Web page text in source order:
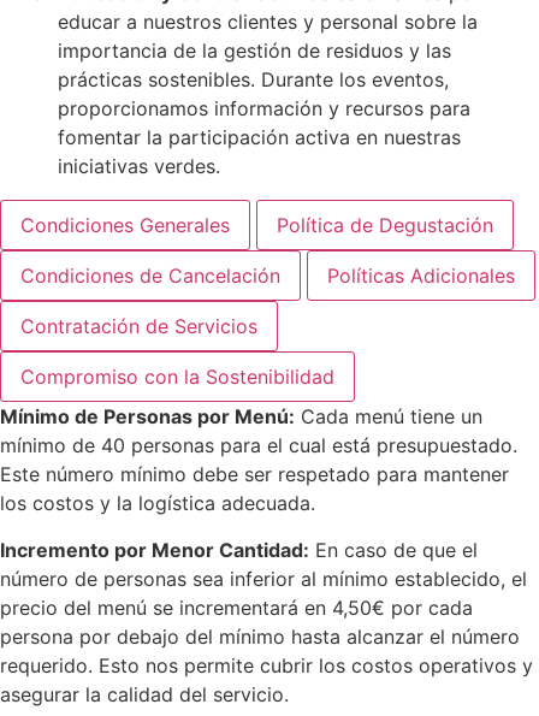
educar a nuestros clientes y personal sobre la
importancia de la gestión de residuos y las
prácticas sostenibles. Durante los eventos,
proporcionamos información y recursos para
fomentar la participación activa en nuestras
iniciativas verdes.
Condiciones Generales Política de Degustación
Condiciones de Cancelación Políticas Adicionales
Contratación de Servicios
Compromiso con la Sostenibilidad
Mínimo de Personas por Menú: Cada menú tiene un
mínimo de 40 personas para el cual está presupuestado.
Este número mínimo debe ser respetado para mantener
los costos y la logística adecuada.
Incremento por Menor Cantidad: En caso de que el
número de personas sea inferior al mínimo establecido, el
precio del menú se incrementará en 4,50€ por cada
persona por debajo del mínimo hasta alcanzar el número
requerido. Esto nos permite cubrir los costos operativos y
asegurar la calidad del servicio.